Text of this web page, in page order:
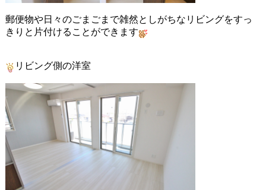
郵便物や日々のごまごまで雑然としがちなリビングをすっ
きりと片付けることができます
リビング側の洋室